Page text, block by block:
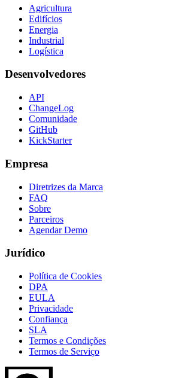
Agricultura
Edifícios
Energia
Industrial
Logística
Desenvolvedores
API
ChangeLog
Comunidade
GitHub
KickStarter
Empresa
Diretrizes da Marca
FAQ
Sobre
Parceiros
Agendar Demo
Jurídico
Política de Cookies
DPA
EULA
Privacidade
Confiança
SLA
Termos e Condições
Termos de Serviço